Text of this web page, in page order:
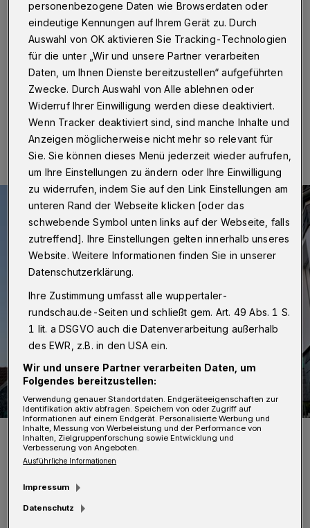
Wuppertal·Die Wuppertaler Stadtwerke (WSW)
arbeiten ab Montag (2. August 2021) in der Borner
Straße 6 an der Hausanschlussleitung für Abwasser.
27.07.2021 , 10:39 Uhr Eine Minute Lesezeit
Symbolbild.
Foto: Wuppertaler Rundschau/jak
personenbezogene Daten wie Browserdaten oder
eindeutige Kennungen auf Ihrem Gerät zu. Durch
Auswahl von OK aktivieren Sie Tracking-Technologien
für die unter „Wir und unsere Partner verarbeiten
Daten, um Ihnen Dienste bereitzustellen“ aufgeführten
Zwecke. Durch Auswahl von Alle ablehnen oder
Widerruf Ihrer Einwilligung werden diese deaktiviert.
Wenn Tracker deaktiviert sind, sind manche Inhalte und
Anzeigen möglicherweise nicht mehr so relevant für
Sie. Sie können dieses Menü jederzeit wieder aufrufen,
um Ihre Einstellungen zu ändern oder Ihre Einwilligung
zu widerrufen, indem Sie auf den Link Einstellungen am
unteren Rand der Webseite klicken [oder das
schwebende Symbol unten links auf der Webseite, falls
zutreffend]. Ihre Einstellungen gelten innerhalb unseres
Website. Weitere Informationen finden Sie in unserer
Datenschutzerklärung.
Ihre Zustimmung umfasst alle wuppertaler-
rundschau.de-Seiten und schließt gem. Art. 49 Abs. 1 S.
1 lit. a DSGVO auch die Datenverarbeitung außerhalb
des EWR, z.B. in den USA ein.
Wir und unsere Partner verarbeiten Daten, um
Folgendes bereitzustellen:
Verwendung genauer Standortdaten. Endgeräteeigenschaften zur
Identifikation aktiv abfragen. Speichern von oder Zugriff auf
Informationen auf einem Endgerät. Personalisierte Werbung und
Inhalte, Messung von Werbeleistung und der Performance von
Inhalten, Zielgruppenforschung sowie Entwicklung und
Verbesserung von Angeboten.
Ausführliche Informationen
Impressum
Datenschutz